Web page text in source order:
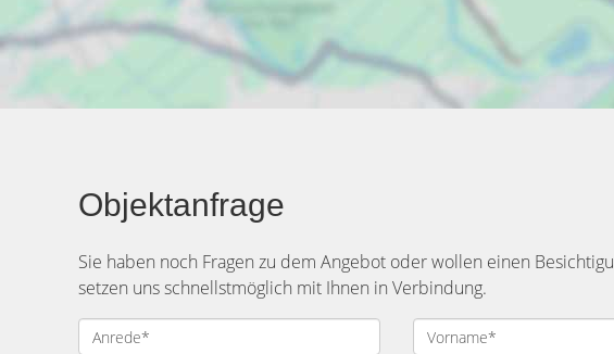
Objektanfrage
Sie haben noch Fragen zu dem Angebot oder wollen einen
setzen uns schnellstmöglich mit Ihnen in Verbindung.